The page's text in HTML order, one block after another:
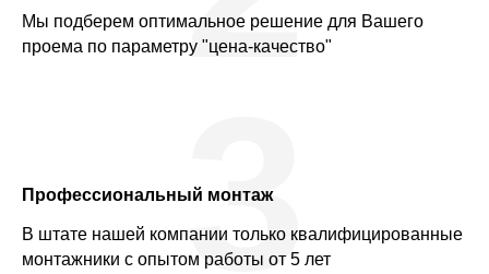
Мы подберем оптимальное решение для Вашего
проема по параметру "цена-качество"
Профессиональный монтаж
В штате нашей компании только квалифицированные
монтажники с опытом работы от 5 лет
3